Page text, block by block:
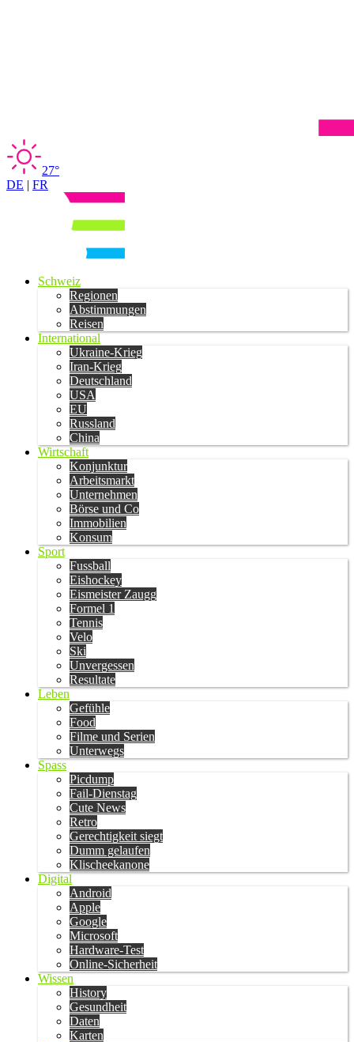
27°
DE | FR
Schweiz
Regionen
Abstimmungen
Reisen
International
Ukraine-Krieg
Iran-Krieg
Deutschland
USA
EU
Russland
China
Wirtschaft
Konjunktur
Arbeitsmarkt
Unternehmen
Börse und Co
Immobilien
Konsum
Sport
Fussball
Eishockey
Eismeister Zaugg
Formel 1
Tennis
Velo
Ski
Unvergessen
Resultate
Leben
Gefühle
Food
Filme und Serien
Unterwegs
Spass
Picdump
Fail-Dienstag
Cute News
Retro
Gerechtigkeit siegt
Dumm gelaufen
Klischeekanone
Digital
Android
Apple
Google
Microsoft
Hardware-Test
Online-Sicherheit
Wissen
History
Gesundheit
Daten
Karten